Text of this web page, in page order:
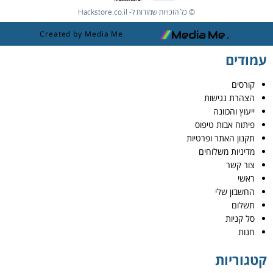
© כל הזכויות שמורות ל- Hackstore.co.il
Created by Media Me
עמודים
קורסים
הצהרת נגישות
ייעוץ והכוונה
פיתוח אבות טיפוס
תקנון האתר ופרטיות
מדיניות משלוחים
צור קשר
ראשי
החשבון שלי
תשלום
סל קניות
חנות
קטגוריות